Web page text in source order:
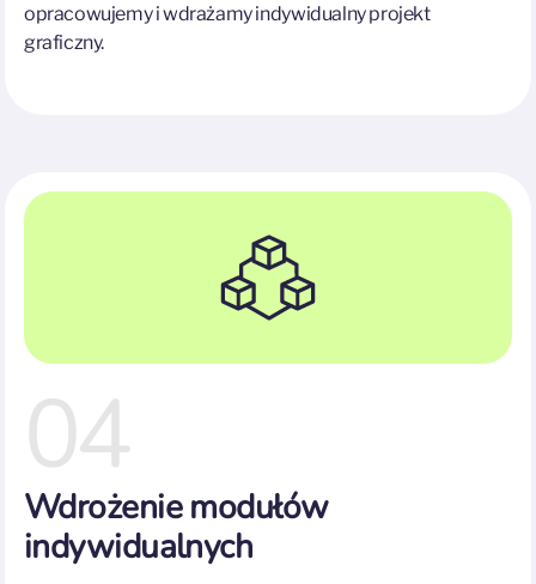
opracowujemy i wdrażamy indywidualny projekt
graficzny.
04
Wdrożenie modułów
indywidualnych